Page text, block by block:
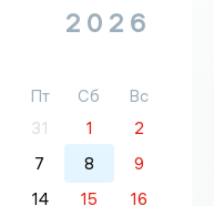
2026
Пт Сб
Вс
31 1
2
7 8
9
14 15
16